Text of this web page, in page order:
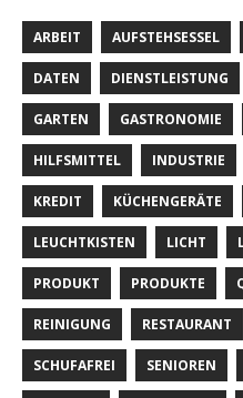
ARBEIT AUFSTEHSESSEL
DATEN DIENSTLEISTUNG
GARTEN GASTRONOMIE
HILFSMITTEL INDUSTRIE
KREDIT KÜCHENGERÄTE
LEUCHTKISTEN LICHT
PRODUKT PRODUKTE
REINIGUNG RESTAURANT
SCHUFAFREI SENIOREN